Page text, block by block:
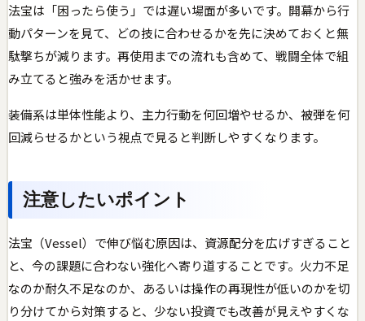
法宝は「困ったら使う」では遅い場面が多いです。開幕から行
動パターンを見て、どの技に合わせるかを先に決めておくと無
駄撃ちが減ります。再使用までの流れも含めて、戦闘全体で組
み立てると強みを活かせます。
装備系は単体性能より、主力行動を何回増やせるか、被弾を何
回減らせるかという視点で見ると判断しやすくなります。
注意したいポイント
法宝（Vessel）で伸び悩む原因は、資源配分を広げすぎること
と、今の課題に合わない強化へ寄り道することです。火力不足
なのか耐久不足なのか、あるいは操作の再現性が低いのかを切
り分けてから対策すると、少ない投資でも改善が見えやすくな